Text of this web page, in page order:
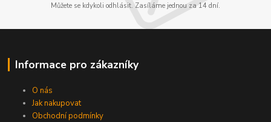
Můžete se kdykoli odhlásit. Zasíláme jednou za 14 dní.
Informace pro zákazníky
O nás
Jak nakupovat
Obchodní podmínky